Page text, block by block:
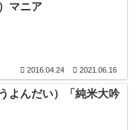
マニア
2016.04.24 2021.06.16
よんだい）「純米大吟